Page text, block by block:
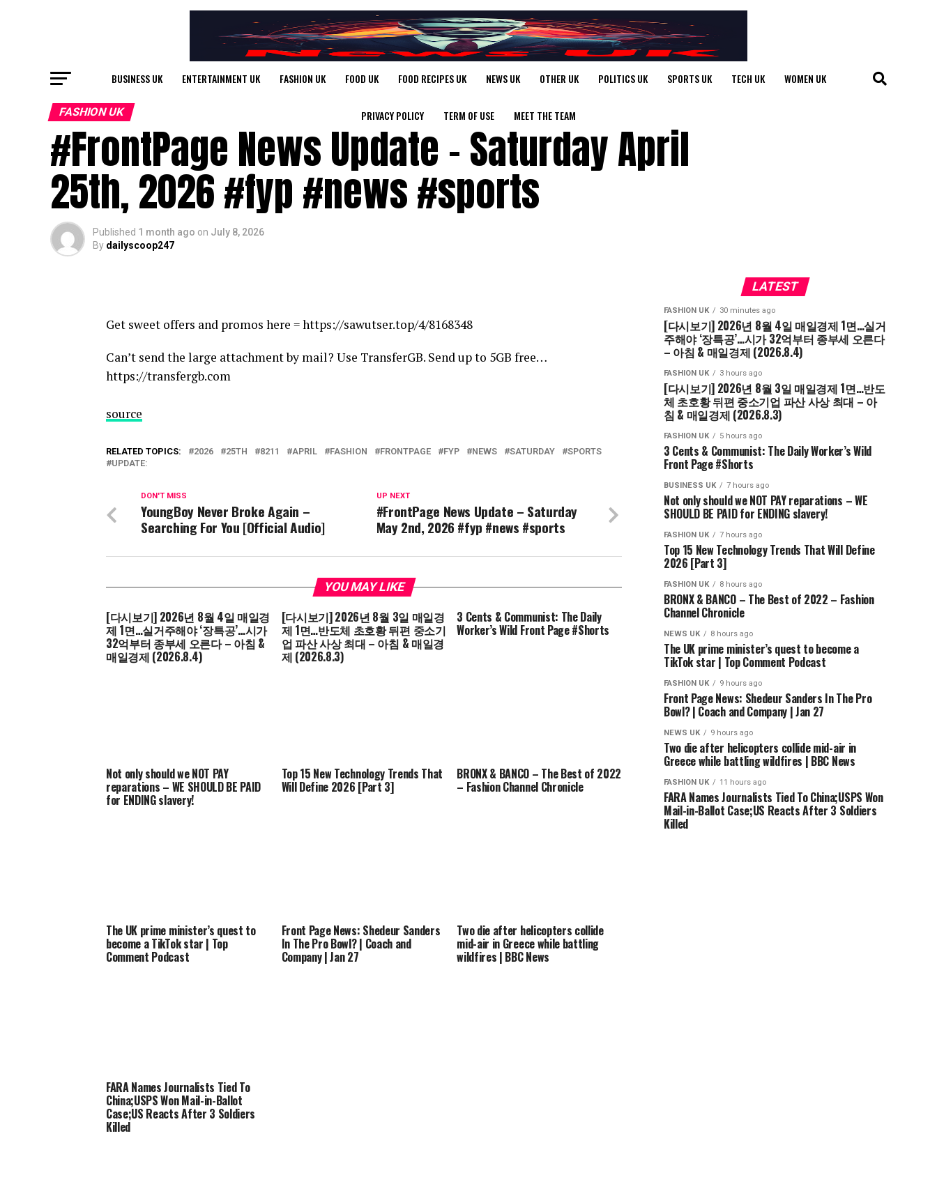
BUSINESS UK ENTERTAINMENT UK FASHION UK FOOD UK FOOD RECIPES UK NEWS UK OTHER UK POLITICS UK SPORTS UK TECH UK WOMEN UK
PRIVACY POLICY TERM OF USE MEET THE TEAM
FASHION UK
#FrontPage News Update – Saturday April
25th, 2026 #fyp #news #sports
Published 1 month ago on July 8, 2026
By dailyscoop247
Get sweet offers and promos here = https://sawutser.top/4/8168348
Can’t send the large attachment by mail? Use TransferGB. Send up to 5GB free…
https://transfergb.com
source
RELATED TOPICS: 2026 25TH 8211 APRIL FASHION FRONTPAGE FYP NEWS SATURDAY
SPORTS
UPDATE:
UP NEXT
#FrontPage News Update – Saturday
May 2nd, 2026 #fyp #news #sports
DON'T MISS
YoungBoy Never Broke Again –
Searching For You [Official Audio]
YOU MAY LIKE
[다시보기] 2026년 8월 4일 매일경
제 1면…실거주해야 ‘장특공’…시가
32억부터 종부세 오른다 – 아침 &
매일경제 (2026.8.4)
[다시보기] 2026년 8월 3일 매일경
제 1면…반도체 초호황 뒤편 중소기
업 파산 사상 최대 – 아침 & 매일경
제 (2026.8.3)
3 Cents & Communist: The Daily
Worker’s Wild Front Page #Shorts
Not only should we NOT PAY
reparations – WE SHOULD BE PAID
for ENDING slavery!
Top 15 New Technology Trends That
Will Define 2026 [Part 3]
BRONX & BANCO – The Best of 2022
– Fashion Channel Chronicle
The UK prime minister’s quest to
become a TikTok star | Top
Comment Podcast
Front Page News: Shedeur Sanders
In The Pro Bowl? | Coach and
Company | Jan 27
Two die after helicopters collide
mid-air in Greece while battling
wildfires | BBC News
FARA Names Journalists Tied To
China;USPS Won Mail-in-Ballot
Case;US Reacts After 3 Soldiers
Killed
LATEST
FASHION UK 30 minutes ago
[다시보기] 2026년 8월 4일 매일경제 1면…실거
주해야 ‘장특공’…시가 32억부터 종부세 오른다
– 아침 & 매일경제 (2026.8.4)
FASHION UK 3 hours ago
[다시보기] 2026년 8월 3일 매일경제 1면…반도
체 초호황 뒤편 중소기업 파산 사상 최대 – 아
침 & 매일경제 (2026.8.3)
FASHION UK 5 hours ago
3 Cents & Communist: The Daily Worker’s Wild
Front Page #Shorts
BUSINESS UK 7 hours ago
Not only should we NOT PAY reparations – WE
SHOULD BE PAID for ENDING slavery!
FASHION UK 7 hours ago
Top 15 New Technology Trends That Will Define
2026 [Part 3]
FASHION UK 8 hours ago
BRONX & BANCO – The Best of 2022 – Fashion
Channel Chronicle
NEWS UK 8 hours ago
The UK prime minister’s quest to become a
TikTok star | Top Comment Podcast
FASHION UK 9 hours ago
Front Page News: Shedeur Sanders In The Pro
Bowl? | Coach and Company | Jan 27
NEWS UK 9 hours ago
Two die after helicopters collide mid-air in
Greece while battling wildfires | BBC News
FASHION UK 11 hours ago
FARA Names Journalists Tied To China;USPS Won
Mail-in-Ballot Case;US Reacts After 3 Soldiers
Killed